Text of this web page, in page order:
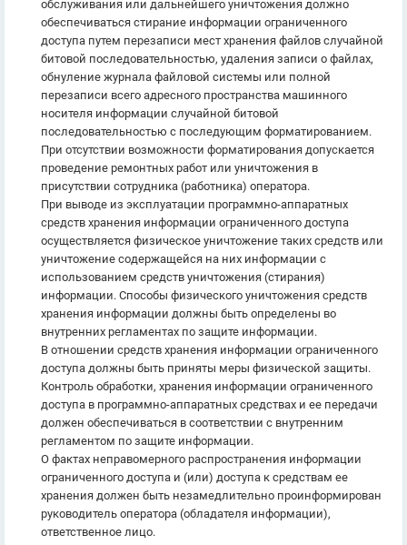
обслуживания или дальнейшего уничтожения должно
обеспечиваться стирание информации ограниченного
доступа путем перезаписи мест хранения файлов случайной
битовой последовательностью, удаления записи о файлах,
обнуление журнала файловой системы или полной
перезаписи всего адресного пространства машинного
носителя информации случайной битовой
последовательностью с последующим форматированием.
При отсутствии возможности форматирования допускается
проведение ремонтных работ или уничтожения в
присутствии сотрудника (работника) оператора.
При выводе из эксплуатации программно-аппаратных
средств хранения информации ограниченного доступа
осуществляется физическое уничтожение таких средств или
уничтожение содержащейся на них информации с
использованием средств уничтожения (стирания)
информации. Способы физического уничтожения средств
хранения информации должны быть определены во
внутренних регламентах по защите информации.
В отношении средств хранения информации ограниченного
доступа должны быть приняты меры физической защиты.
Контроль обработки, хранения информации ограниченного
доступа в программно-аппаратных средствах и ее передачи
должен обеспечиваться в соответствии с внутренним
регламентом по защите информации.
О фактах неправомерного распространения информации
ограниченного доступа и (или) доступа к средствам ее
хранения должен быть незамедлительно проинформирован
руководитель оператора (обладателя информации),
ответственное лицо.